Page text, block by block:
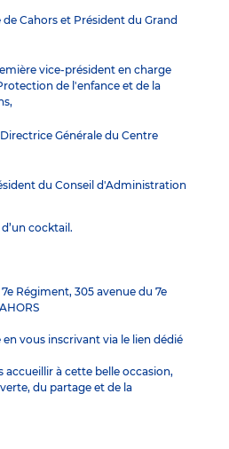
de Cahors et Président du Grand
vice-président en charge
de l'enfance et de la
Directrice Générale du Centre
du Conseil d'Administration
cocktail.
Régiment, 305 avenue du 7e
vous inscrivant via le lien dédié
accueillir à cette belle occasion,
du partage et de la